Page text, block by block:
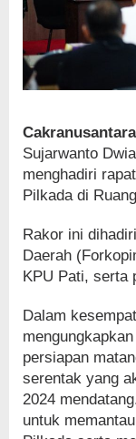
Sujarwanto
menghadiri
Pilkada di
Rakor ini
Daerah
KPU Pati, serta
Dalam
persiapan
serentak yang
2024
untuk